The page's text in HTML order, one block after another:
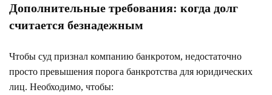
Дополнительные требования: когда долг
считается безнадежным
Чтобы суд признал компанию банкротом, недостаточно
просто превышения порога банкротства для юридических
лиц. Необходимо, чтобы: